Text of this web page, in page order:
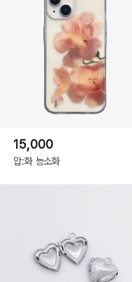
15,000
압:화 능소화